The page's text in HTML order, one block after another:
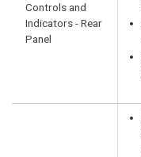
Controls and
Indicators - Rear
Panel